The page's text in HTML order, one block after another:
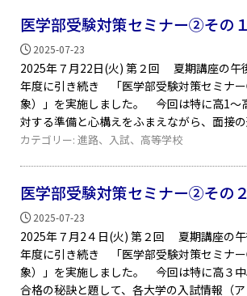
医学部受験対策セミナー②その１
2025-07-23
2025年７月22日(火) 第２回 夏期講座の午
年度に引き続き 「医学部受験対策セミナ
象）」を実施しました。 今回は特に高1～
対する準備と心構えをふまえながら、面接
カテゴリー:進路、 入試、 高等学校
医学部受験対策セミナー②その２
2025-07-23
2025年７月2４日(火) 第２回 夏期講座の
年度に引き続き 「医学部受験対策セミナ
象）」を実施しました。 今回は特に高３
合格の秘訣と題して、各大学の入試情報（